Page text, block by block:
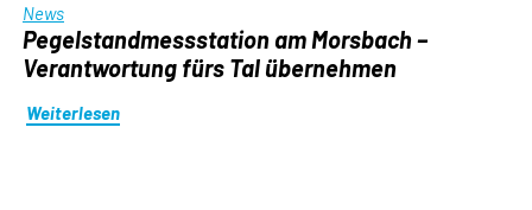
News
Pegelstandmessstation am Morsbach –
Verantwortung fürs Tal übernehmen
Weiterlesen